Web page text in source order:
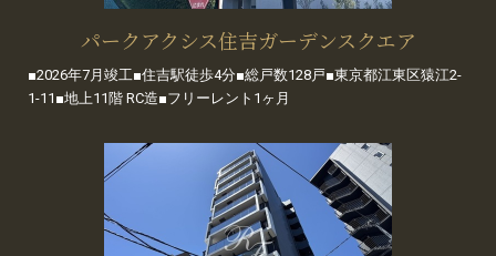
パークアクシス住吉ガーデンスクエア
■2026年7月竣工■住吉駅徒歩4分■総戸数128戸■東京都江東区猿江2-
1-11■地上11階 RC造■フリーレント1ヶ月